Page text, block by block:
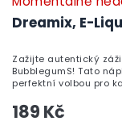
Dreamix, E-
189 Kč
Zažijte autentický
BubblegumS! Tato
perfektní volbou pro